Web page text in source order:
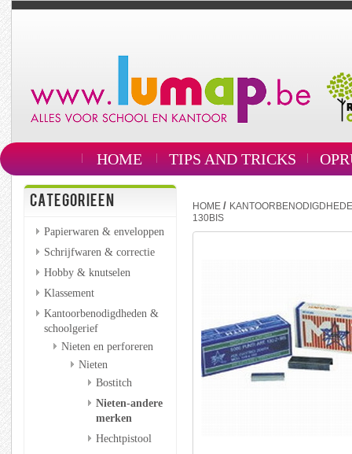
HOME TIPS AND TRICKS
CATEGORIEEN
Papierwaren & enveloppen
Schrijfwaren & correctie
Hobby & knutselen
Klassement
Kantoorbenodigdheden &
schoolgerief
Nieten en perforeren
Nieten
Bostitch
Nieten-andere
merken
Hechtpistool
HOME /
130BIS